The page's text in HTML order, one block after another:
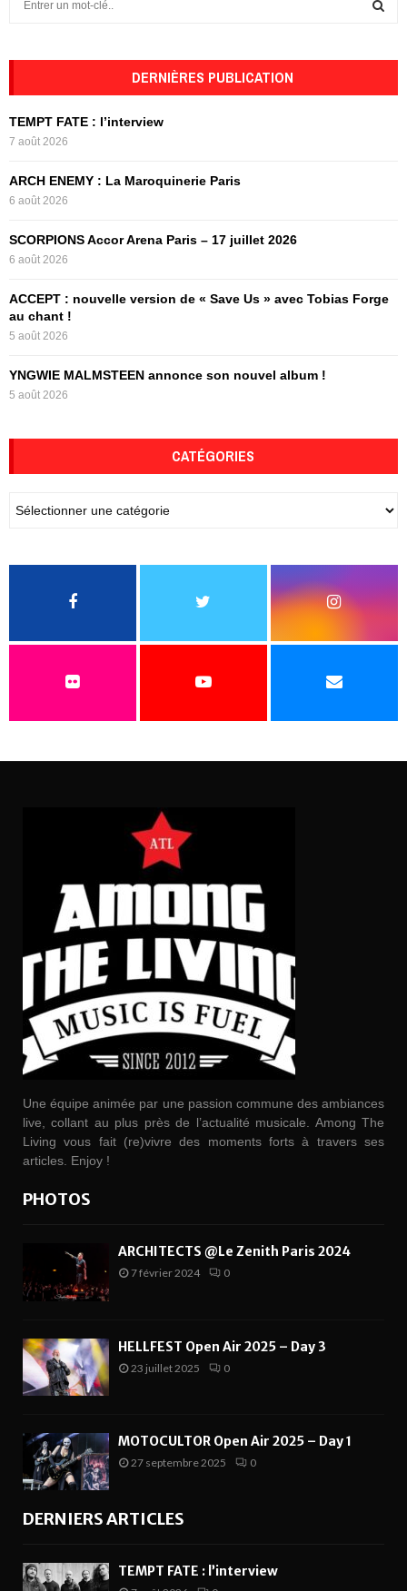
h
o
r
DERNIÈRES PUBLICATION
TEMPT FATE : l’interview
7 août 2026
ARCH ENEMY : La Maroquinerie Paris
6 août 2026
SCORPIONS Accor Arena Paris – 17 juillet 2026
6 août 2026
ACCEPT : nouvelle version de « Save Us » avec Tobias Forge
au chant !
5 août 2026
YNGWIE MALMSTEEN annonce son nouvel album !
5 août 2026
CATÉGORIES
Une équipe animée par une passion commune des ambiances
live, collant au plus près de l’actualité musicale. Among The
Living vous fait (re)vivre des moments forts à travers ses
articles. Enjoy !
PHOTOS
ARCHITECTS @Le Zenith Paris 2024
7 février 2024 0
HELLFEST Open Air 2025 – Day 3
23 juillet 2025 0
MOTOCULTOR Open Air 2025 – Day 1
27 septembre 2025 0
DERNIERS ARTICLES
TEMPT FATE : l’interview